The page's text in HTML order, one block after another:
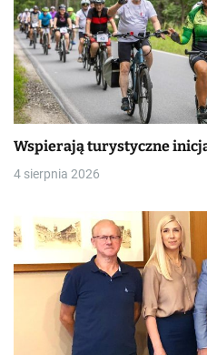
Wspierają turystyczne
4 sierpnia 2026